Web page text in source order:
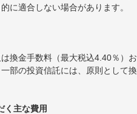
に適合しない場合があります。
換金手数料（最大税込4.40％）
部の投資信託には、原則として
く主な費用